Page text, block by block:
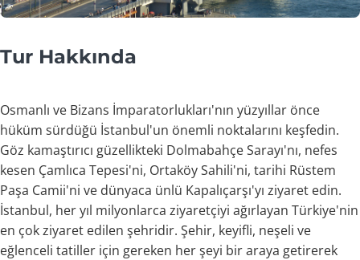
Tur Hakkında
Osmanlı ve Bizans İmparatorlukları'nın yüzyıllar önce
hüküm sürdüğü İstanbul'un önemli noktalarını keşfedin.
Göz kamaştırıcı güzellikteki Dolmabahçe Sarayı'nı, nefes
kesen Çamlıca Tepesi'ni, Ortaköy Sahili'ni, tarihi Rüstem
Paşa Camii'ni ve dünyaca ünlü Kapalıçarşı'yı ziyaret edin.
İstanbul, her yıl milyonlarca ziyaretçiyi ağırlayan Türkiye'nin
en çok ziyaret edilen şehridir. Şehir, keyifli, neşeli ve
eğlenceli tatiller için gereken her şeyi bir araya getirerek